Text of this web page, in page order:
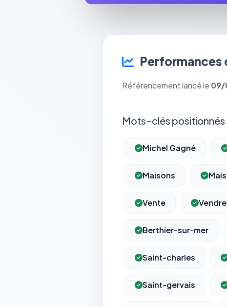
Performances
Référencement lancé le 09/
Mots-clés positionnés
Michel Gagné
Maisons
Vente Vendre
Berthier-sur-mer
Saint-charles
Saint-gervais